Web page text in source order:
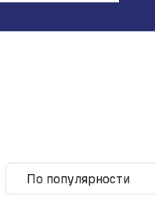
По популярности